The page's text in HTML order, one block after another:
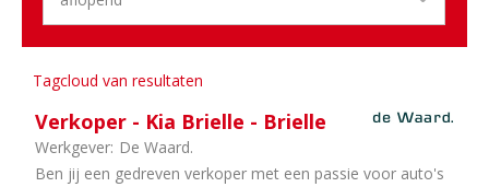
Tagcloud van resultaten
Verkoper - Kia Brielle - Brielle
Werkgever: De Waard.
Ben jij een gedreven verkoper met een passie voor auto's